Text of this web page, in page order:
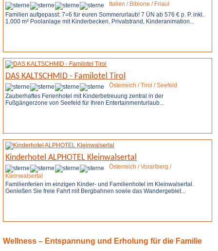
Italien / Bibione / Friaul
Familien aufgepasst: 7=6 für euren Sommerurlaub! 7 ÜN ab 576 € p. P. inkl.
1.000 m² Poolanlage mit Kinderbecken, Privatstrand, Kinderanimation...
DAS KALTSCHMID - Familotel Tirol
Österreich / Tirol / Seefeld
Zauberhaftes Ferienhotel mit Kinderbetreuung zentral in der
Fußgängerzone von Seefeld für Ihren Entertainmenturlaub...
Kinderhotel ALPHOTEL Kleinwalsertal
Österreich / Vorarlberg /
Kleinwalsertal
Familienferien im einzigen Kinder- und Familienhotel im Kleinwalsertal.
Genießen Sie freie Fahrt mit Bergbahnen sowie das Wandergebiet...
Wellness – Entspannung und Erholung für die Familie